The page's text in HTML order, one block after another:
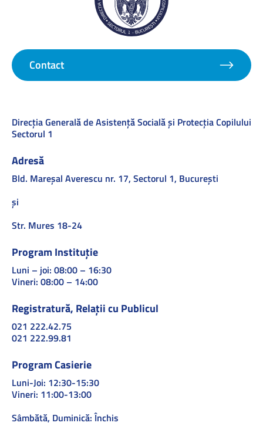
Contact
Direcţia Generală de Asistenţă Socială şi Protecţia Copilului
Sectorul 1
Adresă
Bld. Mareşal Averescu nr. 17, Sectorul 1, Bucureşti
și
Str. Mures 18-24
Program Instituție
Luni – joi: 08:00 – 16:30
Vineri: 08:00 – 14:00
Registratură, Relații cu Publicul
021 222.42.75
021 222.99.81
Program Casierie
Luni-Joi: 12:30-15:30
Vineri: 11:00-13:00
Sâmbătă, Duminică: Închis